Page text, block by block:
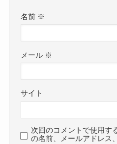
名前 ※
メール ※
サイト
次回のコメントで使用す
の名前、メールアドレス